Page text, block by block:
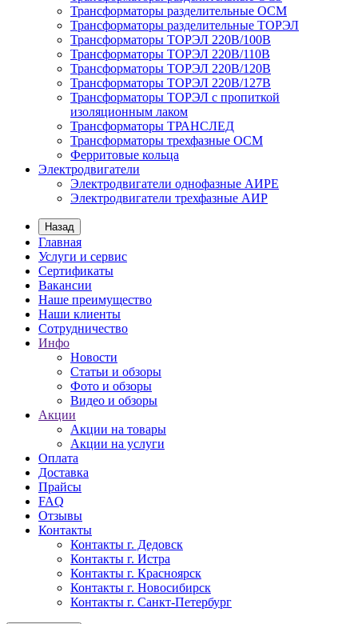
Трансформаторы разделительные ОСМ
Трансформаторы разделительные ТОРЭЛ
Трансформаторы ТОРЭЛ 220В/100В
Трансформаторы ТОРЭЛ 220В/110В
Трансформаторы ТОРЭЛ 220В/120В
Трансформаторы ТОРЭЛ 220В/127В
Трансформаторы ТОРЭЛ с пропиткой
изоляционным лаком
Трансформаторы ТРАНСЛЕД
Трансформаторы трехфазные ОСМ
Ферритовые кольца
Электродвигатели
Электродвигатели однофазные АИРЕ
Электродвигатели трехфазные АИР
Назад
Главная
Услуги и сервис
Сертификаты
Вакансии
Наше преимущество
Наши клиенты
Сотрудничество
Инфо
Новости
Статьи и обзоры
Фото и обзоры
Видео и обзоры
Акции
Акции на товары
Акции на услуги
Оплата
Доставка
Прайсы
FAQ
Отзывы
Контакты
Контакты г. Дедовск
Контакты г. Истра
Контакты г. Красноярск
Контакты г. Новосибирск
Контакты г. Санкт-Петербург